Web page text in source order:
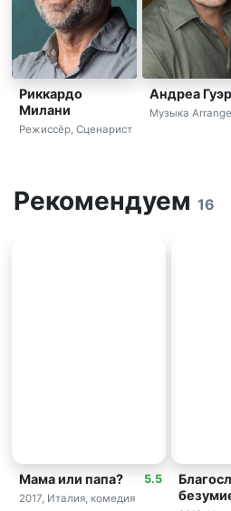
Риккардо
Милани
Режиссёр, Сценарист
Андреа
Музыка
Рекомендуем 16
5.5
Мама или папа?
2017, Италия, комедия